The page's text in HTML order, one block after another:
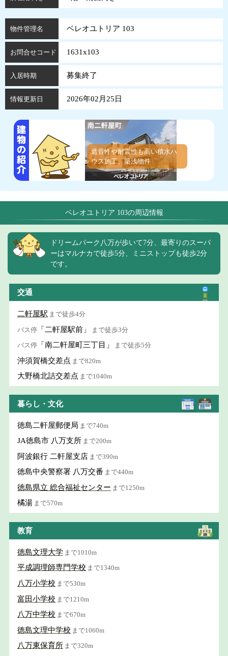
物件管理名 ベレオユトリア 103
お問合せコード 1631x103
入居時期 募集終了
情報更新日 2026年02月25日
遮音性や耐震性も高い積水ハ
ウス施工、築浅物件
ベレオユトリア 103の周辺情報
ドリームパーク八万が歩いて7分、最寄りのスーパ
ーはマルナカで徒歩5分、ミニストップも徒歩2分
です。
交通
二軒屋駅 まで徒歩4分
バス停 「二軒屋駅前」 まで徒歩3分
バス停 「南二軒屋町三丁目」 まで徒歩5分
沖須賀橋交差点 まで820m
大野橋北詰交差点 まで1040m
暮らし・文化
徳島二軒屋郵便局 まで740m
JA徳島市 八万支所 まで200m
阿波銀行 二軒屋支店 まで390m
徳島中央警察署 八万交番 まで440m
徳島県立 総合福祉センター まで1250m
橘湯 まで570m
教育
徳島文理大学 まで1010m
平成調理師専門学校 まで1340m
八万小学校 まで530m
富田小学校 まで1210m
八万中学校 まで670m
徳島文理中学校 まで1060m
八万東保育所 まで320m